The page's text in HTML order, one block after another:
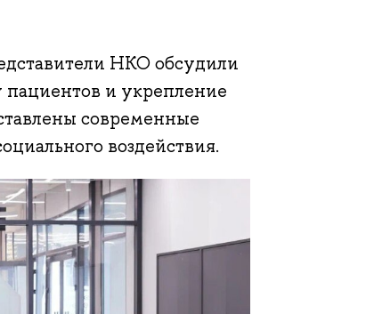
НКО обсудили
пациентов и укрепление
современные
воздействия.